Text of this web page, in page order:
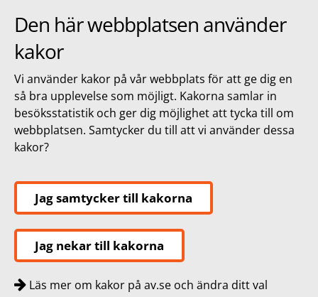
Den här webbplatsen använder
kakor
Vi använder kakor på vår webbplats för att ge dig en
så bra upplevelse som möjligt. Kakorna samlar in
besöksstatistik och ger dig möjlighet att tycka till om
webbplatsen. Samtycker du till att vi använder dessa
kakor?
Jag samtycker till kakorna
Jag nekar till kakorna
Läs mer om kakor på av.se och ändra ditt val